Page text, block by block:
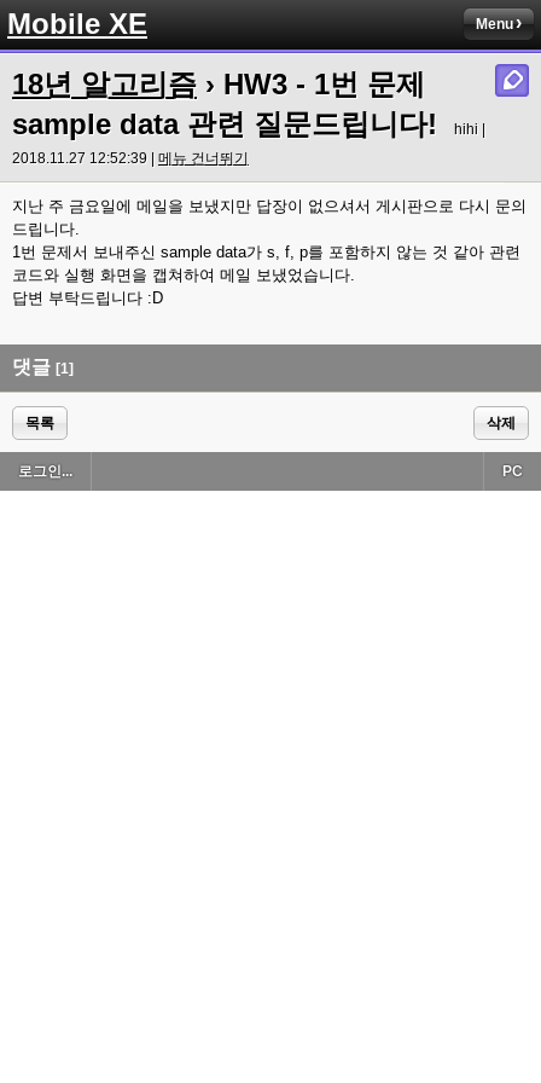
Mobile XE Menu
18년 알고리즘 › HW3 - 1번 문제
sample data 관련 질문드립니다!
hihi |
2018.11.27 12:52:39 | 메뉴 건너뛰기
지난 주 금요일에 메일을 보냈지만 답장이 없으셔서 게시판으로 다시 문의
드립니다.
1번 문제서 보내주신 sample data가 s, f, p를 포함하지 않는 것 같아 관련
코드와 실행 화면을 캡쳐하여 메일 보냈었습니다.
답변 부탁드립니다 :D
댓글 [1]
목록 삭제
로그인... PC